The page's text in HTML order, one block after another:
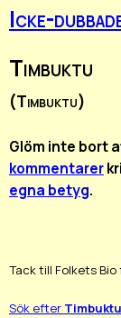
Icke-
Timbuktu
(Timbuktu)
Glöm inte bort
kommentarer
egna betyg.
Tack till Folkets
Sök efter Timbuktu